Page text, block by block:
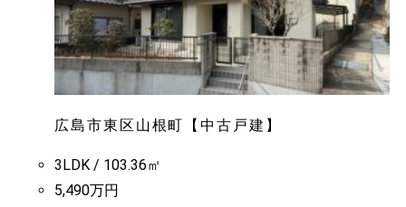
広島市東区山根町【中古戸建】
3LDK / 103.36㎡
5,490万円